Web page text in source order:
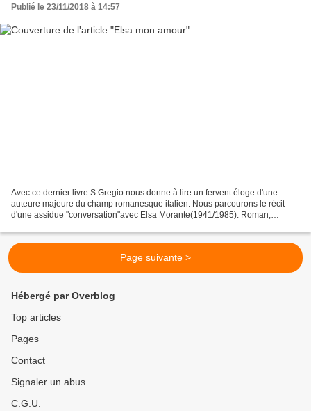
Publié le 23/11/2018 à 14:57
Avec ce dernier livre S.Gregio nous donne à lire un fervent éloge d'une
auteure majeure du champ romanesque italien. Nous parcourons le récit
d'une assidue "conversation"avec Elsa Morante(1941/1985). Roman,
Page suivante >
Hébergé par Overblog
Top articles
Pages
Contact
Signaler un abus
C.G.U.